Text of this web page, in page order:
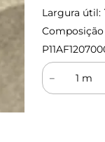
Largura útil:
－